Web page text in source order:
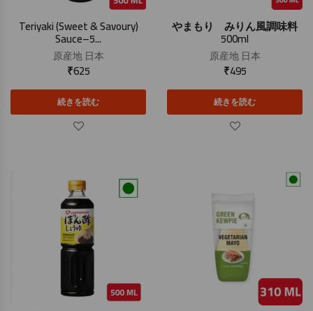
Teriyaki (Sweet & Savoury)
Sauce–5...
原産地日本
₹625
続きを読む
やまもり みりん風調味料
500ml
原産地日本
₹495
続きを読む